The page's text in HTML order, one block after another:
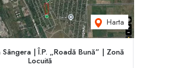
Harta
| Î.P. „Roadă Bună” | Zonă
Locuită